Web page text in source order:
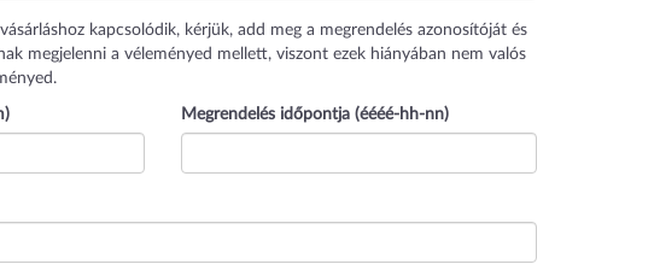
kapcsolódik, kérjük, add meg a megrendelés azonosítóját és
megjelenni a véleményed mellett, viszont ezek hiányában nem valós
Megrendelés időpontja (éééé-hh-nn)